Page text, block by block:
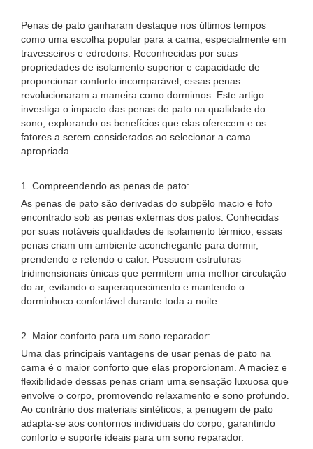
Penas de pato ganharam destaque nos últimos tempos
como uma escolha popular para a cama, especialmente em
travesseiros e edredons. Reconhecidas por suas
propriedades de isolamento superior e capacidade de
proporcionar conforto incomparável, essas penas
revolucionaram a maneira como dormimos. Este artigo
investiga o impacto das penas de pato na qualidade do
sono, explorando os benefícios que elas oferecem e os
fatores a serem considerados ao selecionar a cama
apropriada.
1. Compreendendo as penas de pato:
As penas de pato são derivadas do subpêlo macio e fofo
encontrado sob as penas externas dos patos. Conhecidas
por suas notáveis ​​qualidades de isolamento térmico, essas
penas criam um ambiente aconchegante para dormir,
prendendo e retendo o calor. Possuem estruturas
tridimensionais únicas que permitem uma melhor circulação
do ar, evitando o superaquecimento e mantendo o
dorminhoco confortável durante toda a noite.
2. Maior conforto para um sono reparador:
Uma das principais vantagens de usar penas de pato na
cama é o maior conforto que elas proporcionam. A maciez e
flexibilidade dessas penas criam uma sensação luxuosa que
envolve o corpo, promovendo relaxamento e sono profundo.
Ao contrário dos materiais sintéticos, a penugem de pato
adapta-se aos contornos individuais do corpo, garantindo
conforto e suporte ideais para um sono reparador.